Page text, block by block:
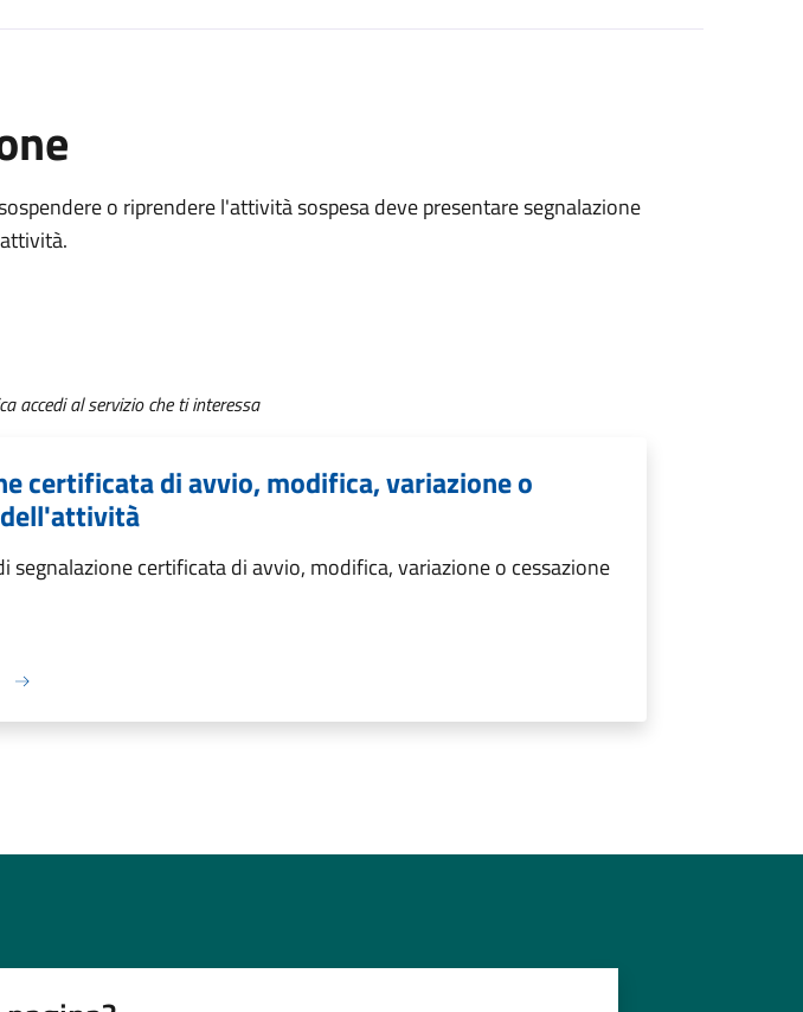
o riprendere l'attività sospesa deve presentaresegnalazione
accedi al servizio che ti interessa
certificata di avvio, modifica, variazione o
segnalazione certificata di avvio, modifica, variazione o cessazione